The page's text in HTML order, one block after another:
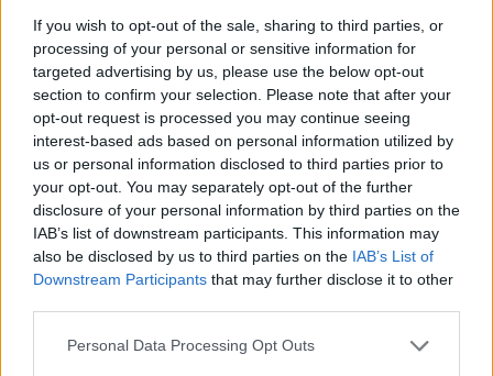
If you wish to opt-out of the sale, sharing to third parties, or
processing of your personal or sensitive information for
targeted advertising by us, please use the below opt-out
section to confirm your selection. Please note that after your
opt-out request is processed you may continue seeing
interest-based ads based on personal information utilized by
us or personal information disclosed to third parties prior to
your opt-out. You may separately opt-out of the further
disclosure of your personal information by third parties on the
IAB’s list of downstream participants. This information may
also be disclosed by us to third parties on the IAB’s List of
Downstream Participants that may further disclose it to other
Personal Data Processing Opt Outs
L’industria che resiste nell’Alto
Milanese. Spinta dal chimico-
plastico, ma l’export va ancora a
rilento